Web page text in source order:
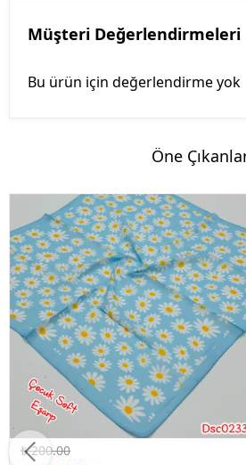
Müşteri Değerlendirmeleri
Bu ürün için değerlendirme yok
Öne
%45 İndirim
₺ 200.00